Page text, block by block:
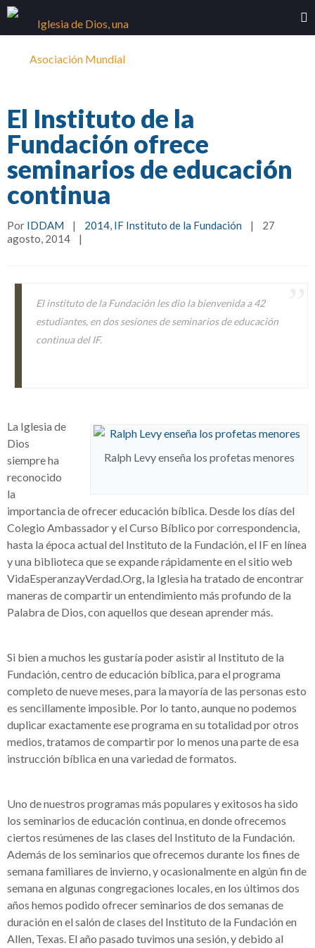
El Instituto de la
Fundación ofrece
seminarios de educación
continua
Por IDDAM | 2014, IF Instituto de la Fundación |
27
agosto, 2014 |
El instituto de la Fundación les dio la bienvenida a 42
estudiantes, en dos sesiones de seminarios de educación
continua del IF.
Ralph Levy enseña los profetas menores
La Iglesia de
Dios
siempre ha
reconocido
la
importancia de ofrecer educación bíblica. Desde los días del
Colegio Ambassador y el Curso Bíblico por correspondencia,
hasta la época actual del Instituto de la Fundación, el IF en línea
y una biblioteca que se expande rápidamente en el sitio web
VidaEsperanzayVerdad.Org, la Iglesia ha tratado de encontrar
maneras de compartir un entendimiento más profundo de la
Palabra de Dios, con aquellos que desean aprender más.
Si bien a muchos les gustaría poder asistir al Instituto de la
Fundación, centro de educación bíblica, para el programa
completo de nueve meses, para la mayoría de las personas esto
es sencillamente imposible. Por lo tanto, aunque no podemos
duplicar exactamente ese programa en su totalidad por otros
medios, tratamos de compartir por lo menos una parte de esa
instrucción bíblica en una variedad de formatos.
Uno de nuestros programas más populares y exitosos ha sido
los seminarios de educación continua, en donde ofrecemos
ciertos resúmenes de las clases del Instituto de la Fundación.
Además de los seminarios que ofrecemos durante los fines de
semana familiares de invierno, y ocasionalmente en algún fin de
semana en algunas congregaciones locales, en los últimos dos
años hemos podido ofrecer seminarios de dos semanas de
duración en el salón de clases del Instituto de la Fundación en
Allen, Texas. El año pasado tuvimos una sesión, y debido al